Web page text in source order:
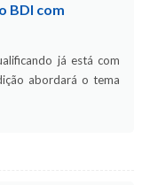
BDI com
já está com
abordará o tema